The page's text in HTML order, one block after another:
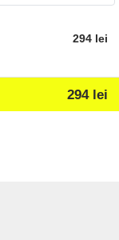
294 lei
294 lei